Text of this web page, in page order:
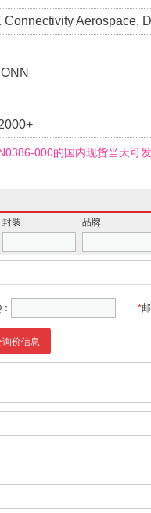
Connectivity Aerospace,
000的国内现货当天可
封装 品牌
*
询价信息